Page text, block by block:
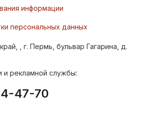
информации
персональных данных
, г. Пермь, бульвар Гагарина, д.
и рекламной службы:
47-70